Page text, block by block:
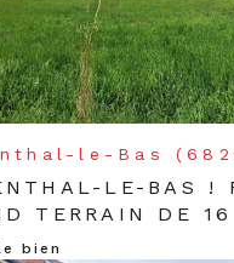
le-Bas
LE-BAS !
TERRAIN DE 16
bien